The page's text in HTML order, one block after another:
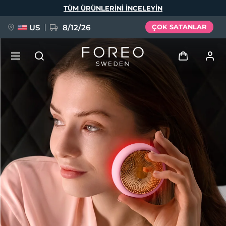
TÜM ÜRÜNLERINI INCELEYIN
US 8/12/26 ÇOK SATANLAR
Kullanici profi̇li̇
Cihazlarım
Siparişlerim
Adresim
Aboneliklerim
FAQ™ Pure Beauty-Tech Elixir
BREAKING NEWS
issa™ Teeth Whitening Set
Dil Seçimi
Deutsch
Español
Français
Italiano
Português
Polski
Svenska
Русский
Türkçe
简体中文 繁體中文